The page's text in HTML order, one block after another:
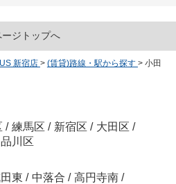
ージトップへ
新宿店 > (賃貸)路線・駅から探す > 小田
/ 練馬区 / 新宿区 / 大田区 /
品川区
東 / 中落合 / 高円寺南 /